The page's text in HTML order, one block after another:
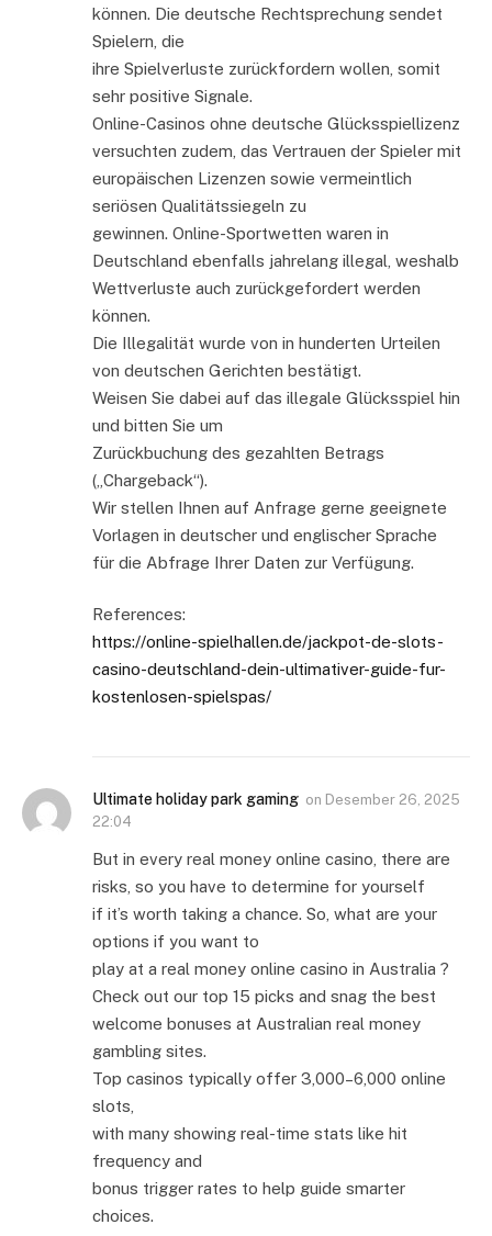
können. Die deutsche Rechtsprechung sendet
Spielern, die
ihre Spielverluste zurückfordern wollen, somit
sehr positive Signale.
Online-Casinos ohne deutsche Glücksspiellizenz
versuchten zudem, das Vertrauen der Spieler mit
europäischen Lizenzen sowie vermeintlich
seriösen Qualitätssiegeln zu
gewinnen. Online-Sportwetten waren in
Deutschland ebenfalls jahrelang illegal, weshalb
Wettverluste auch zurückgefordert werden
können.
Die Illegalität wurde von in hunderten Urteilen
von deutschen Gerichten bestätigt.
Weisen Sie dabei auf das illegale Glücksspiel hin
und bitten Sie um
Zurückbuchung des gezahlten Betrags
(„Chargeback“).
Wir stellen Ihnen auf Anfrage gerne geeignete
Vorlagen in deutscher und englischer Sprache
für die Abfrage Ihrer Daten zur Verfügung.
References:
https://online-spielhallen.de/jackpot-de-slots-
casino-deutschland-dein-ultimativer-guide-fur-
kostenlosen-spielspas/
Ultimate holiday park gaming on Desember 26, 2025
22:04
But in every real money online casino, there are
risks, so you have to determine for yourself
if it’s worth taking a chance. So, what are your
options if you want to
play at a real money online casino in Australia ?
Check out our top 15 picks and snag the best
welcome bonuses at Australian real money
gambling sites.
Top casinos typically offer 3,000–6,000 online
slots,
with many showing real-time stats like hit
frequency and
bonus trigger rates to help guide smarter
choices.